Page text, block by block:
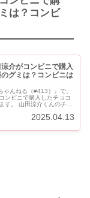
は？コンビ
介がコンビニで購入
グミは？コンビニは
んねる（#413）』で、
ンビニで購入したチョコ
んのチョ
2025.04.13